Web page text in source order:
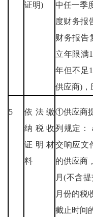
证明)
中任一季
度财务报
财务报告
立年限满
年但不足
供应商)，
5
依法缴
纳税收
证明材
料
①供应商
列规定：
交响应文
的供应商
月(不含
月份的税
截止时间